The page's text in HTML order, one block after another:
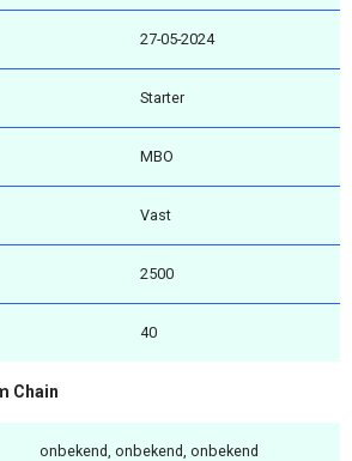
27-05-2024
Starter
MBO
Vast
2500
40
Chain
onbekend, onbekend, onbekend